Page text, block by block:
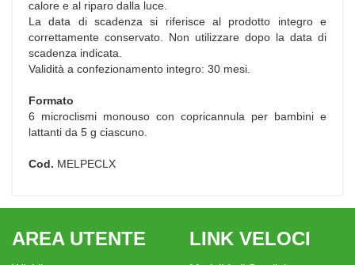
calore e al riparo dalla luce.
La data di scadenza si riferisce al prodotto integro e
correttamente conservato. Non utilizzare dopo la data di
scadenza indicata.
Validità a confezionamento integro: 30 mesi.
Formato
6 microclismi monouso con copricannula per bambini e
lattanti da 5 g ciascuno.
Cod. MELPECLX
AREA UTENTE LINK VELOCI